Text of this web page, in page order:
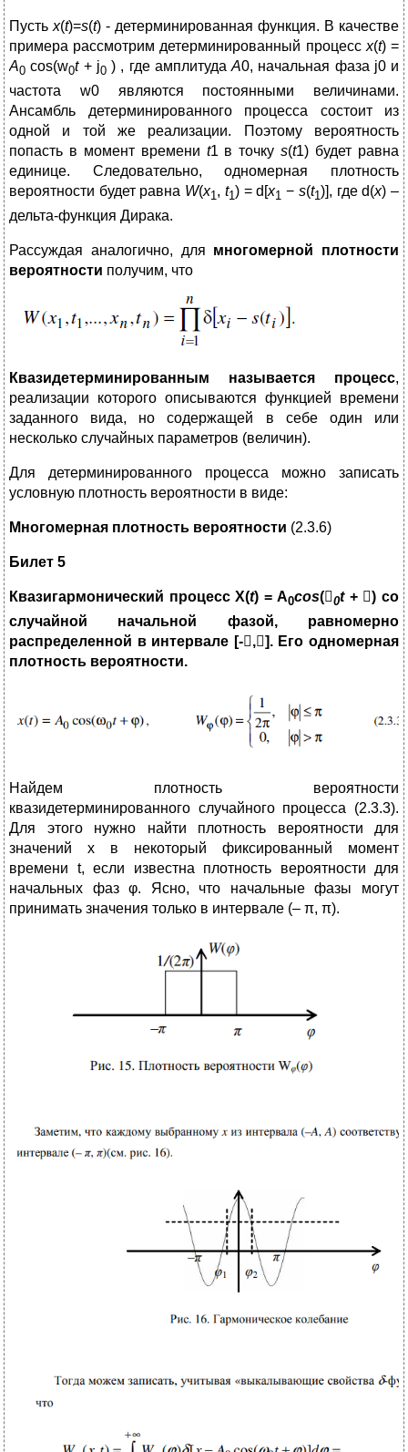
Пусть x(t)=s(t) - детерминированная функция. В качестве
примера рассмотрим детерминированный процесс x(t) =
A0 cos(w0t + j0) , где амплитуда A0, начальная фаза j0 и
частота w0 являются постоянными величинами.
Ансамбль детерминированного процесса состоит из
одной и той же реализации. Поэтому вероятность
попасть в момент времени t1 в точкуs(t1) будет равна
единице. Следовательно, одномерная плотность
вероятности будет равна W(x1, t1) = d[x1 − s(t1)], где d(х) –
дельта-функция Дирака.
Рассуждая аналогично, для многомерной плотности
вероятности получим, что
Квазидетерминированным называется процесс,
реализации которого описываются функцией времени
заданного вида, но содержащей в себе один или
несколько случайных параметров (величин).
Для детерминированного процесса можно записать
условную плотность вероятности в виде:
Многомерная плотность вероятности (2.3.6)
Билет 5
Квазигармонический процесс X(t) = A0cos(0t+ ) со
случайной начальной фазой, равномерно
распределенной в интервале [-,]. Его одномерная
плотность вероятности.
Найдем плотность вероятности
квазидетерминированного случайного процесса (2.3.3).
Для этого нужно найти плотность вероятности для
значений x в некоторый фиксированный момент
времени t, если известна плотность вероятности для
начальных фаз φ. Ясно, что начальные фазы могут
принимать значения только в интервале (– π, π).